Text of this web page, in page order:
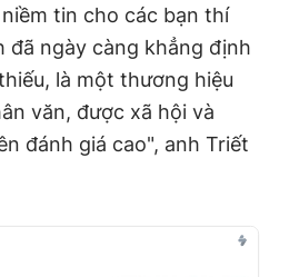
tin cho các bạn thí
đã ngày càng khẳng định
là một thương hiệu
văn, được xã hội và
đánh giá cao", anh Triết